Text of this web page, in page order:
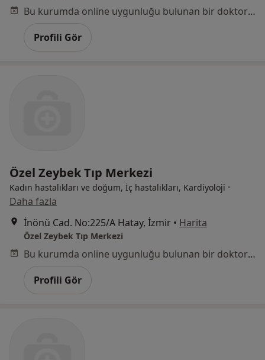
Bu kurumda online uygunluğu bulunan bir doktor veya uzman bulunamadı
Profili Gör
Özel Zeybek Tıp Merkezi
Kadın hastalıkları ve doğum, İç hastalıkları, Kardiyoloji ·
Daha fazla
İnönü Cad. No:225/A Hatay, İzmir • Harita
Özel Zeybek Tıp Merkezi
Bu kurumda online uygunluğu bulunan bir doktor veya uzman bulunamadı
Profili Gör